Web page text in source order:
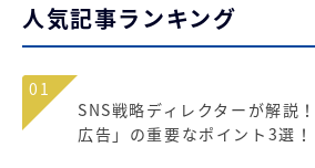
人気記事ランキング
01
SNS戦略ディレクターが解説
広告」の重要なポイント3選！